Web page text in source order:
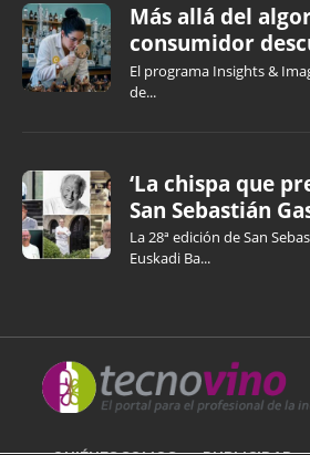
Más allá del
consumidor
El programa Insights &
de...
‘La chispa que
San Sebastián
La 28ª edición de San
Euskadi Ba...